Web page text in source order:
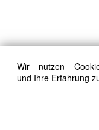
Wir nutzen
und Ihre Erfahrung